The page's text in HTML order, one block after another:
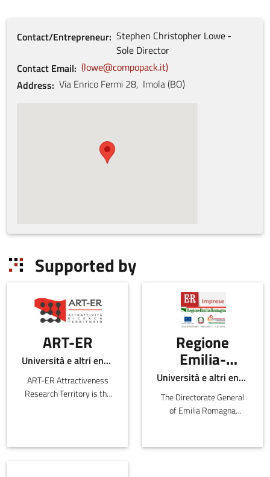
Contact/Entrepreneur Stephen Christopher Lowe
Sole Director
Contact Email
lowe@compopack.it
Address Via Enrico Fermi 28, Imola(BO)
Supported by
ART-ER
Università e altri enti pubblici
ART-ER Attractiveness
Research Territory is the
Regione
Emilia-
Romagna -
Direzione
Generale
della
Università e altri enti pubblici
The Directorate General
of Emilia Romagna
development of regional